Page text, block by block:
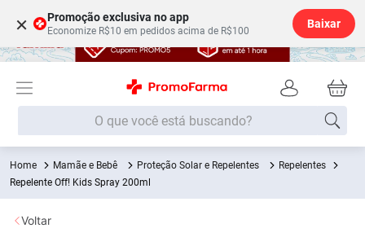
× Promoção exclusiva no app
Economize R$10 em pedidos acima de R$100
Baixar
O que você está buscando?
Mamãe e Bebê Proteção Solar e Repelentes
Repelentes
Repelente Off! Kids Spray 200ml
Voltar
Termos mais buscados
1º Fralda
2